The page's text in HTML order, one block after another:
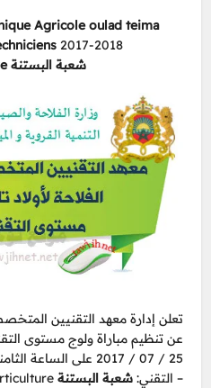
Agricole oulad teima
2017-2018
شعبة البستنة Horticulture
تعلن إدارة معهد التقنيين
عن تنظيم مباراة ولوج مستوى
25 / 07 / 2017 على الساعة الثامنة صباحا.
– التقني:شعبة البستنة